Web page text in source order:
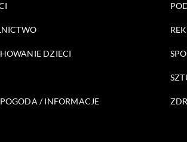
DZIECI
/ INFORMACJE